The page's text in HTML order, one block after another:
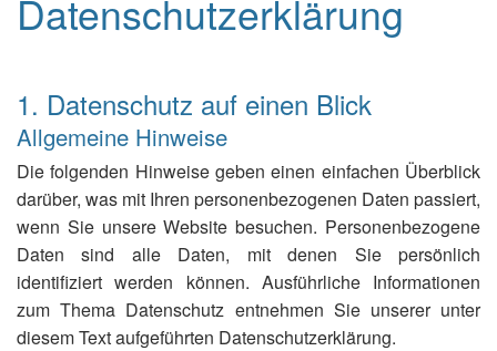
Datenschutzerklärung
1. Datenschutz auf einen Blick
Allgemeine Hinweise
Die folgenden Hinweise geben einen einfachen Überblick
darüber, was mit Ihren personenbezogenen Daten passiert,
wenn Sie unsere Website besuchen. Personenbezogene
Daten sind alle Daten, mit denen Sie persönlich
identifiziert werden können. Ausführliche Informationen
zum Thema Datenschutz entnehmen Sie unserer unter
diesem Text aufgeführten Datenschutzerklärung.